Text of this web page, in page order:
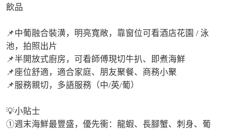
飲品
📌中葡融合裝潢，明亮寬敞，靠窗位可看酒店花園 / 泳
池，拍照出片
📌半開放式廚房，可看師傅現切牛扒、即煮海鮮
📌座位舒適，適合家庭、朋友聚餐、商務小聚
📌服務親切，多語服務（中/英/葡）
💡小貼士
①週末海鮮最豐盛，優先衝：龍蝦、長腳蟹、刺身、葡